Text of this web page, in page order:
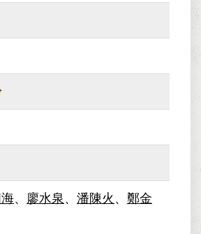
、 廖水泉 、 潘陳火 、 鄭金